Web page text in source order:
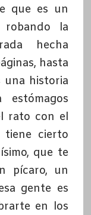
que es un
la
hecha
hasta
una historia
rato con el
tiene cierto
que te
pícaro, un
gente es
en los